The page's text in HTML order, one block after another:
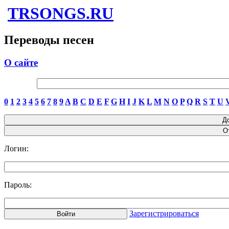
TRSONGS.RU
Переводы песен
О сайте
0 1 2 3 4 5 6 7 8 9 A B C D E F G H I J K L M N O P Q R S T U
Логин:
Пароль:
Зарегистрироваться